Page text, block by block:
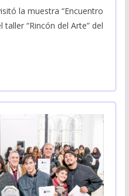
la muestra “Encuentro
“Rincón del Arte” del